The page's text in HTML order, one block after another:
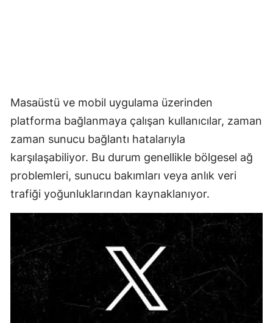
Masaüstü ve mobil uygulama üzerinden
platforma bağlanmaya çalışan kullanıcılar, zaman
zaman sunucu bağlantı hatalarıyla
karşılaşabiliyor. Bu durum genellikle bölgesel ağ
problemleri, sunucu bakımları veya anlık veri
trafiği yoğunluklarından kaynaklanıyor.